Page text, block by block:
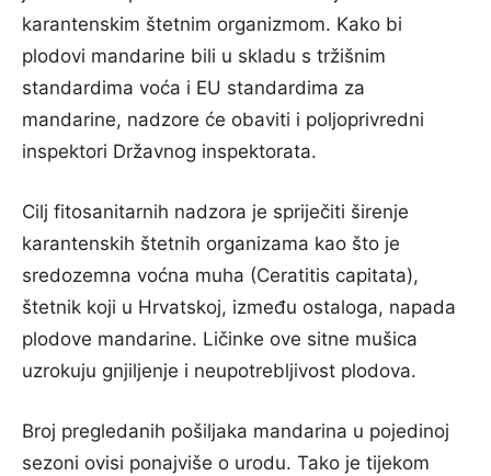
karantenskim štetnim organizmom. Kako bi
plodovi mandarine bili u skladu s tržišnim
standardima voća i EU standardima za
mandarine, nadzore će obaviti i poljoprivredni
inspektori Državnog inspektorata.
Cilj fitosanitarnih nadzora je spriječiti širenje
karantenskih štetnih organizama kao što je
sredozemna voćna muha (Ceratitis capitata),
štetnik koji u Hrvatskoj, između ostaloga, napada
plodove mandarine. Ličinke ove sitne mušica
uzrokuju gnjiljenje i neupotrebljivost plodova.
Broj pregledanih pošiljaka mandarina u pojedinoj
sezoni ovisi ponajviše o urodu. Tako je tijekom